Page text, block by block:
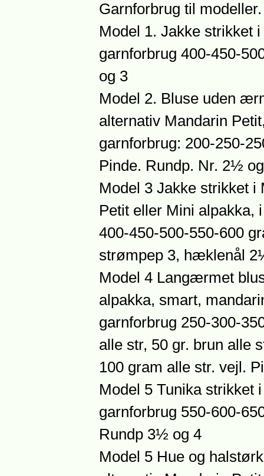
Garnforbrug til modeller.
Model 1. Jakke strikket
garnforbrug 400-450-
og 3
Model 2. Bluse uden
alternativ Mandarin
garnforbrug: 200-250-
Pinde. Rundp. Nr. 2½
Model 3 Jakke strikket i
Petit eller Mini alpakka,
400-450-500-550-600
strømpep 3, hæklenål
Model 4 Langærmet
alpakka, smart,
garnforbrug 250-300-
alle str, 50 gr. brun alle
100 gram alle str. vejl.
Model 5 Tunika strikket
garnforbrug 550-600-
Rundp 3½ og 4
Model 5 Hue og